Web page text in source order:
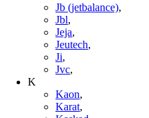
Jb (jetbalance),
Jbl,
Jeja,
Jeutech,
Ji,
Jvc,
K
Kaon,
Karat,